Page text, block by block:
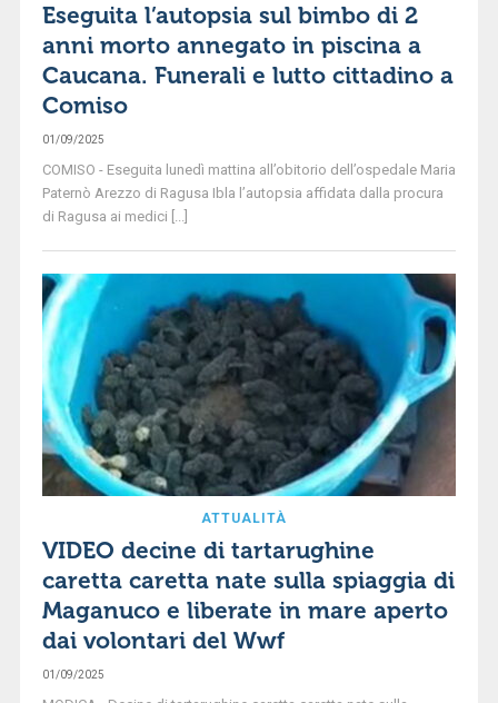
Eseguita l’autopsia sul bimbo di 2
anni morto annegato in piscina a
Caucana. Funerali e lutto cittadino a
Comiso
01/09/2025
COMISO - Eseguita lunedì mattina all’obitorio dell’ospedale Maria
Paternò Arezzo di Ragusa Ibla l’autopsia affidata dalla procura
di Ragusa ai medici [...]
ATTUALITÀ
VIDEO decine di tartarughine
caretta caretta nate sulla spiaggia di
Maganuco e liberate in mare aperto
dai volontari del Wwf
01/09/2025